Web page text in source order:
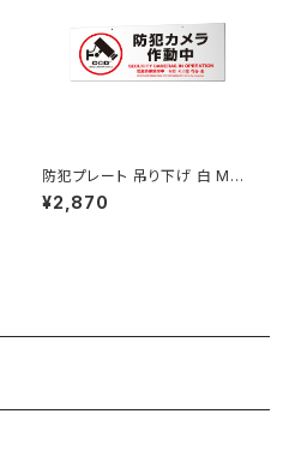
防犯プレート 吊り下げ 白 Mサ
イズ 防犯カメラ作動中 両面表
示 多言語対応 OS-296 オンサ
¥2,870